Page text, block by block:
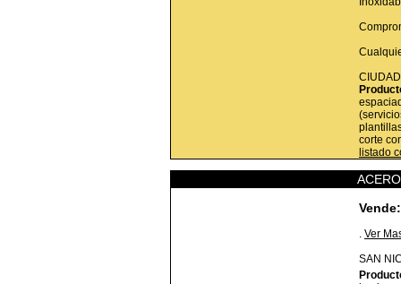
corte
listado
Vende:
. Ver
SAN